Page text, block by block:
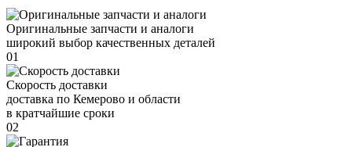
Оригинальные запчасти и аналоги
широкий выбор качественных деталей
01
Скорость доставки
доставка по Кемерово и области
в кратчайшие сроки
02